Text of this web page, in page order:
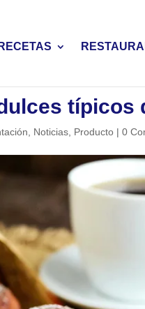
RECETAS
típicos
Noticias Producto |0